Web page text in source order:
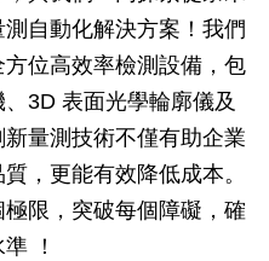
自動化解決方案！我們
位高效率檢測設備，包
3D 表面光學輪廓儀及
量測技術不僅有助企業
，更能有效降低成本。
限，突破每個障礙，確
！